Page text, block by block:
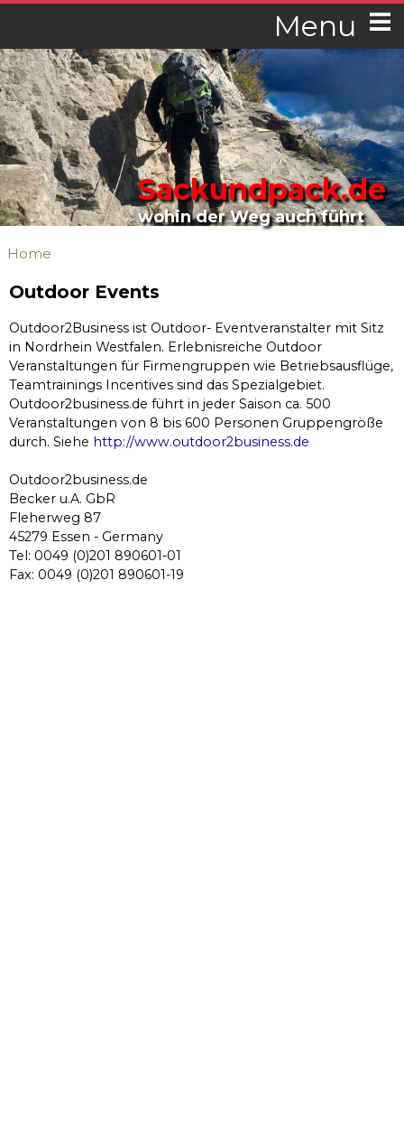
Menu
Sackundpack.de
wohin der Weg auch führt
Home
Outdoor Events
Outdoor2Business ist Outdoor- Eventveranstalter mit Sitz
in Nordrhein Westfalen. Erlebnisreiche Outdoor
Veranstaltungen für Firmengruppen wie Betriebsausflüge,
Teamtrainings Incentives sind das Spezialgebiet.
Outdoor2business.de führt in jeder Saison ca. 500
Veranstaltungen von 8 bis 600 Personen Gruppengröße
durch. Siehe http://www.outdoor2business.de
Outdoor2business.de
Becker u.A. GbR
Fleherweg 87
45279 Essen - Germany
Tel: 0049 (0)201 890601-01
Fax: 0049 (0)201 890601-19